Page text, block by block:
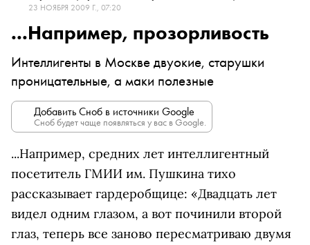
23 НОЯБРЯ 2009 Г., 07:20
...Например, прозорливость
Интеллигенты в Москве двуокие, старушки
проницательные, а маки полезные
Добавить Сноб в источники Google
Сноб будет чаще появляться у вас в Google.
...Например, средних лет интеллигентный
посетитель ГМИИ им. Пушкина тихо
рассказывает гардеробщице: «Двадцать лет
видел одним глазом, а вот починили второй
глаз, теперь все заново пересматриваю двумя